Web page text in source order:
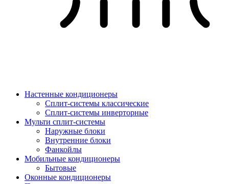
Настенные кондиционеры
Сплит-системы классические
Сплит-системы инверторные
Мульти сплит-системы
Наружные блоки
Внутренние блоки
Фанкойлы
Мобильные кондиционеры
Бытовые
Оконные кондиционеры